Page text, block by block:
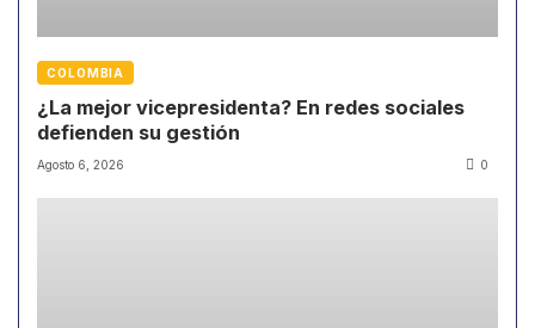
COLOMBIA
¿La mejor vicepresidenta? En redes sociales
defienden su gestión
Agosto 6, 2026 0